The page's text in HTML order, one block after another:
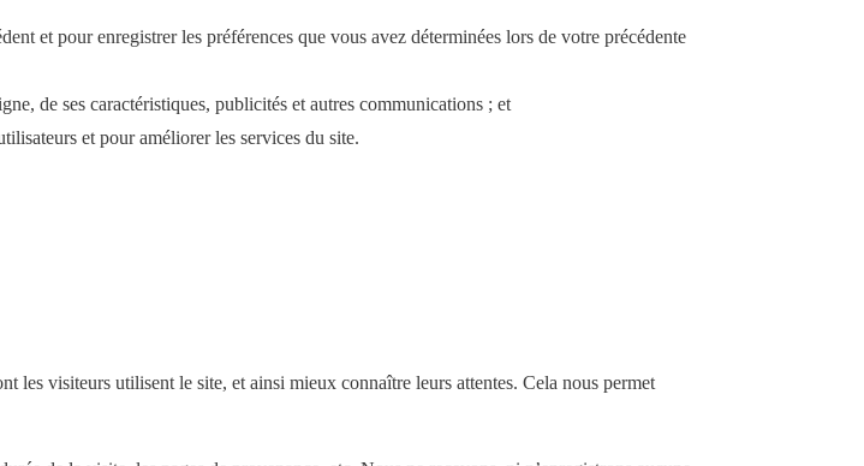
et pour enregistrer les préférences que vous avez déterminées lors de votre précédente
de ses caractéristiques, publicités et autres communications ; et
et pour améliorer les services du site.
visiteurs utilisent le site, et ainsi mieux connaître leurs attentes. Cela nous permet